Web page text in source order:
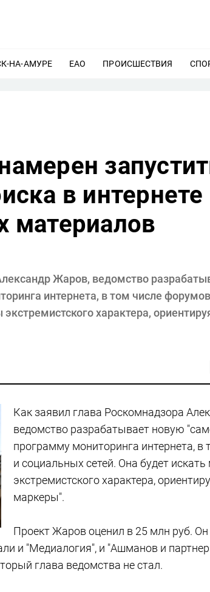
НА-АМУРЕ ЕЩЕ
ЕАО ЕЩЕ
ПРОИСШЕСТВИЯ ЕЩЕ
в интернете
материалов
Жаров, ведомство
интернета, в том числе
характера,
Как заявил глава Роскомнадзора
ведомство разрабатывает новую
программу мониторинга интернета, в
и социальных сетей. Она будет
экстремистского характера,
маркеры".
Проект Жаров оценил в 25 млн руб. Он
и "Медиалогия", и "Ашманов и
глава ведомства не стал.